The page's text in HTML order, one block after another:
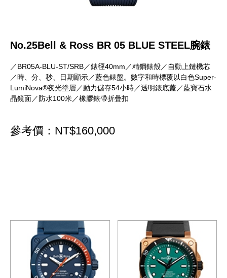
No.25Bell & Ross BR 05 BLUE STEEL腕錶
／BR05A-BLU-ST/SRB／錶徑40mm／精鋼錶殼／自動上鏈機芯
／時、分、秒、日期顯示／藍色錶盤。數字和時標覆以白色Super-
LumiNova®夜光塗層／動力儲存54小時／透明錶底蓋／藍寶石水
晶鏡面／防水100米／橡膠錶帶折疊扣
參考價：NT$160,000